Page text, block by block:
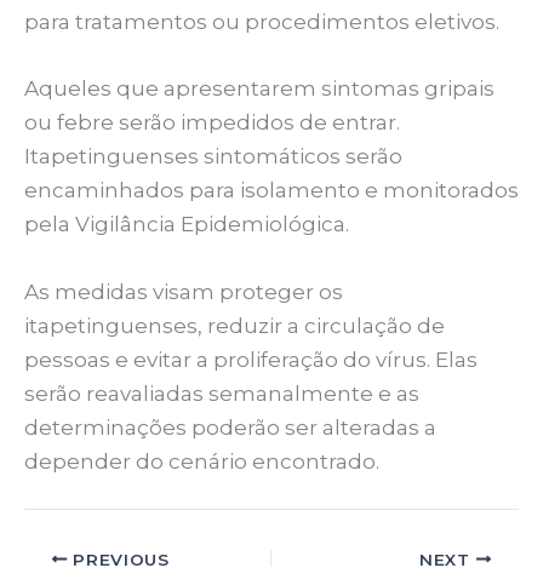
para tratamentos ou procedimentos eletivos.
Aqueles que apresentarem sintomas gripais
ou febre serão impedidos de entrar.
Itapetinguenses sintomáticos serão
encaminhados para isolamento e monitorados
pela Vigilância Epidemiológica.
As medidas visam proteger os
itapetinguenses, reduzir a circulação de
pessoas e evitar a proliferação do vírus. Elas
serão reavaliadas semanalmente e as
determinações poderão ser alteradas a
depender do cenário encontrado.
PREVIOUS NEXT